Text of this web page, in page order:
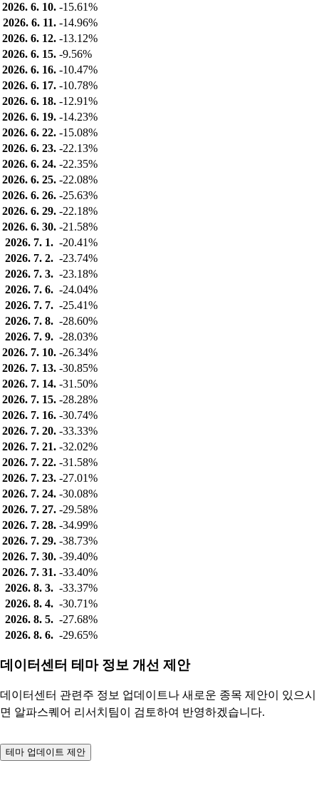
2026. 6. 10. -15.61%
2026. 6. 11. -14.96%
2026. 6. 12. -13.12%
2026. 6. 15. -9.56%
2026. 6. 16. -10.47%
2026. 6. 17. -10.78%
2026. 6. 18. -12.91%
2026. 6. 19. -14.23%
2026. 6. 22. -15.08%
2026. 6. 23. -22.13%
2026. 6. 24. -22.35%
2026. 6. 25. -22.08%
2026. 6. 26. -25.63%
2026. 6. 29. -22.18%
2026. 6. 30. -21.58%
2026. 7. 1. -20.41%
2026. 7. 2. -23.74%
2026. 7. 3. -23.18%
2026. 7. 6. -24.04%
2026. 7. 7. -25.41%
2026. 7. 8. -28.60%
2026. 7. 9. -28.03%
2026. 7. 10. -26.34%
2026. 7. 13. -30.85%
2026. 7. 14. -31.50%
2026. 7. 15. -28.28%
2026. 7. 16. -30.74%
2026. 7. 20. -33.33%
2026. 7. 21. -32.02%
2026. 7. 22. -31.58%
2026. 7. 23. -27.01%
2026. 7. 24. -30.08%
2026. 7. 27. -29.58%
2026. 7. 28. -34.99%
2026. 7. 29. -38.73%
2026. 7. 30. -39.40%
2026. 7. 31. -33.40%
2026. 8. 3. -33.37%
2026. 8. 4. -30.71%
2026. 8. 5. -27.68%
2026. 8. 6. -29.65%
데이터센터 테마 정보 개선 제안
데이터센터 관련주 정보 업데이트나 새로운 종목 제안이 있으시
면 알파스퀘어 리서치팀이 검토하여 반영하겠습니다.
테마 업데이트 제안